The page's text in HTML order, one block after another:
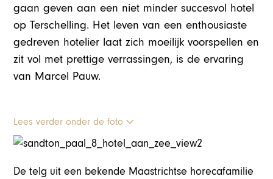
gaan geven aan een niet minder succesvol hotel
op Terschelling. Het leven van een enthousiaste
gedreven hotelier laat zich moeilijk voorspellen en
zit vol met prettige verrassingen, is de ervaring
van Marcel Pauw.
Lees verder onder de foto
De telg uit een bekende Maastrichtse horecafamilie